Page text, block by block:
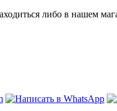
либо в нашем